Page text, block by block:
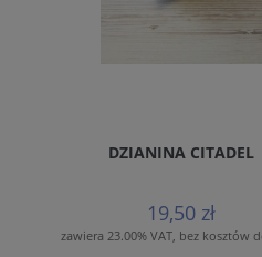
DZIANINA CITADEL
19,50 zł
zawiera 23.00% VAT, bez kosztów